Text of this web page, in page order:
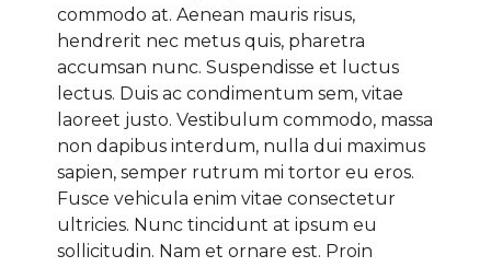
commodo at. Aenean mauris risus,
hendrerit nec metus quis, pharetra
accumsan nunc. Suspendisse et luctus
lectus. Duis ac condimentum sem, vitae
laoreet justo. Vestibulum commodo, massa
non dapibus interdum, nulla dui maximus
sapien, semper rutrum mi tortor eu eros.
Fusce vehicula enim vitae consectetur
ultricies. Nunc tincidunt at ipsum eu
sollicitudin. Nam et ornare est. Proin